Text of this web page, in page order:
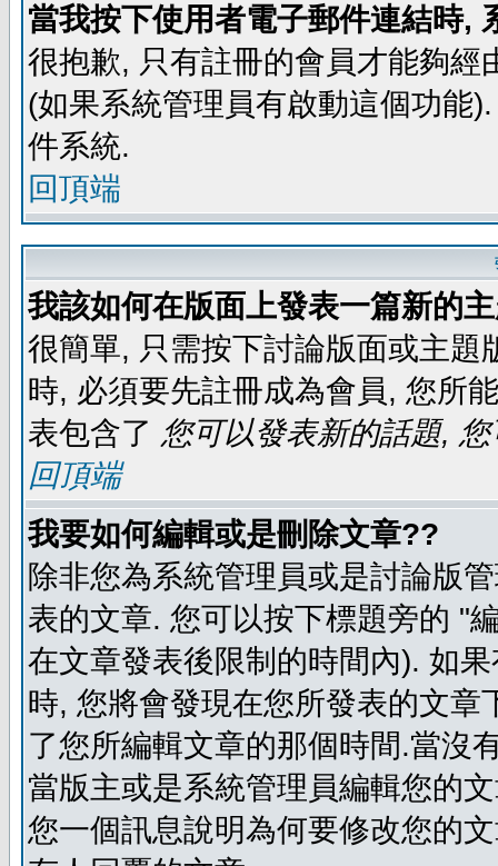
當我按下使用者電子郵件連結時,
很抱歉, 只有註冊的會員才能夠
(如果系統管理員有啟動這個功能
件系統.
回頂端
我該如何在版面上發表一篇新的
很簡單, 只需按下討論版面或主
時, 必須要先註冊成為會員, 您所
表包含了 您可以發表新的話題,
回頂端
我要如何編輯或是刪除文章??
除非您為系統管理員或是討論版
表的文章. 您可以按下標題旁的 "
在文章發表後限制的時間內). 如
時, 您將會發現在您所發表的文
了您所編輯文章的那個時間.當沒
當版主或是系統管理員編輯您的
您一個訊息說明為何要修改您的